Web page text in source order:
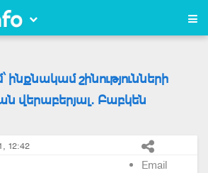
ինքնակամ շինությունների
վերաբերյալ. Բաբկեն
12:42
Email